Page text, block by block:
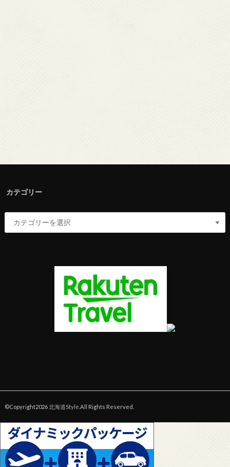
カテゴリー
©Copyright2026北海道Style .All Rights Reserved.